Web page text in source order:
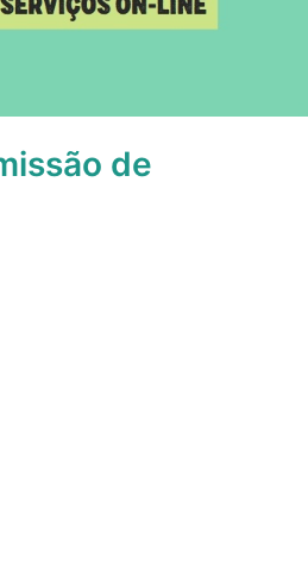
de